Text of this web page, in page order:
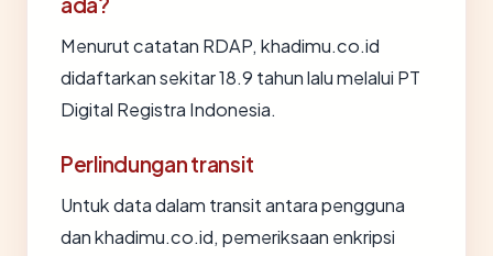
Menurut catatan RDAP, khadimu.co.id
didaftarkan sekitar 18.9 tahun lalu melalui PT
Digital Registra Indonesia.
Perlindungan transit
Untuk data dalam transit antara pengguna
dan khadimu.co.id, pemeriksaan enkripsi